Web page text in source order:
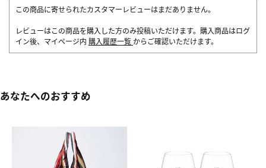
この商品に寄せられたカスタマーレビューはまだありません。
レビューはこの商品を購入した方のみ投稿いただけます。購入商品はログ
イン後、マイページ内 購入履歴一覧 からご確認いただけます。
あなたへのおすすめ